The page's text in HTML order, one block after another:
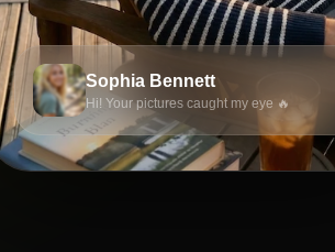
Sophia Bennett
Hi! Your pictures caught my eye 🔥